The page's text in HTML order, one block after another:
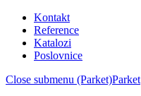
Kontakt
Reference
Katalozi
Poslovnice
Close submenu (Parket)Parket